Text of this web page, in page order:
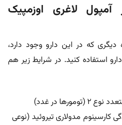
آمپول لاغری اوزمپیک
دیگری که در این دارو وجود دارد،
استفاده کنید. در شرایط زیر هم
در غدد)
کارسینوم مدولاری تیروئید (نوعی